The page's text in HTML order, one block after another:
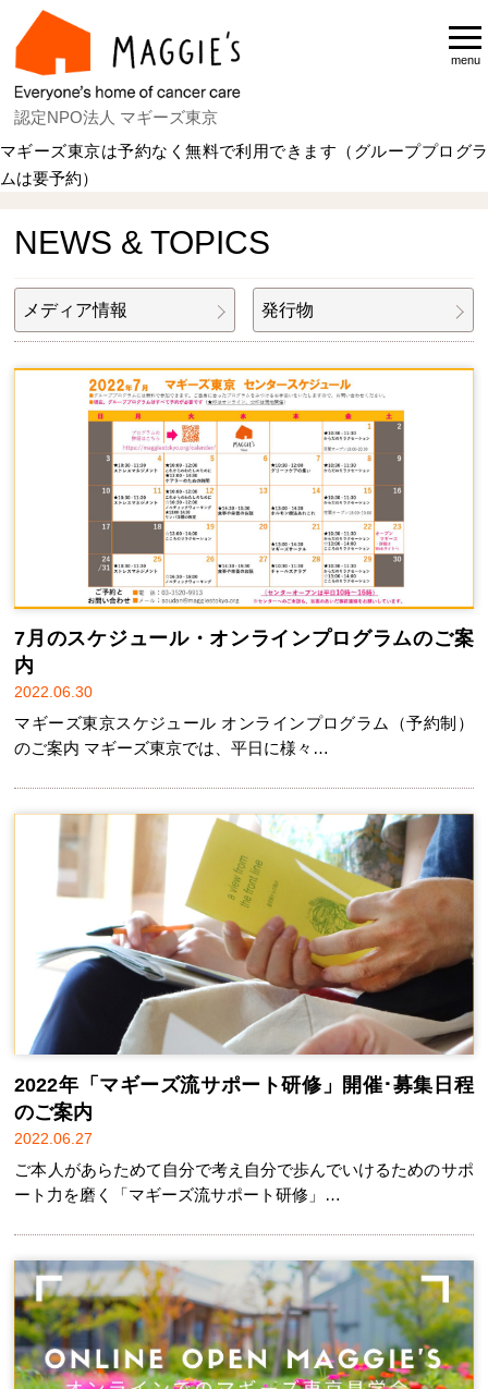
認定NPO法人 マギーズ東京
menu
マギーズ東京は予約なく無料で利用できます（グループプログラ
ムは要予約）
NEWS & TOPICS
メディア情報 発行物
7月のスケジュール・オンラインプログラムのご案
内
2022.06.30
マギーズ東京スケジュール オンラインプログラム（予約制）
のご案内 マギーズ東京では、平日に様々…
2022年「マギーズ流サポート研修」開催･募集日程
のご案内
2022.06.27
ご本人があらためて自分で考え自分で歩んでいけるためのサポ
ート力を磨く「マギーズ流サポート研修」…